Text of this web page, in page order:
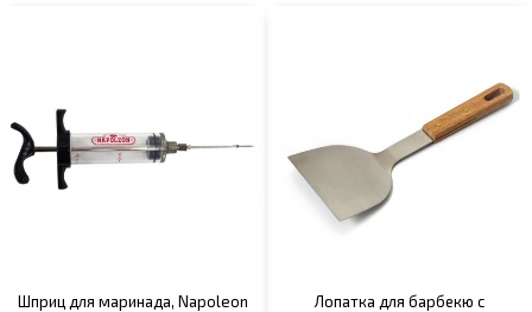
Шприц для маринада, Napoleon
Лопатка для барбекю с